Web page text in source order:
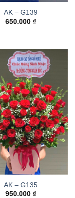
AK – G139
650.000 ₫
AK – G135
950.000 ₫